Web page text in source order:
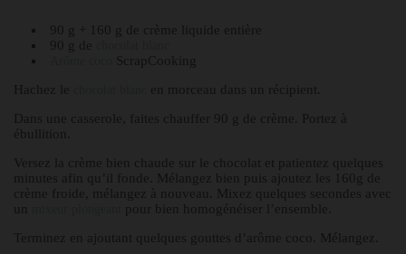
90 g + 160 g de crème liquide entière
90 g de
ScrapCooking
Hachez le
en morceau dans un récipient.
Dans une casserole, faites chauffer 90 g de crème. Portez à
ébullition.
Versez la crème bien chaude sur le chocolat et patientez quelques
minutes afin qu’il fonde. Mélangez bien puis ajoutez les 160g de
crème froide, mélangez à nouveau. Mixez quelques secondes avec
pour bien homogénéiser l’ensemble.
Terminez en ajoutant quelques gouttes d’arôme coco. Mélangez.